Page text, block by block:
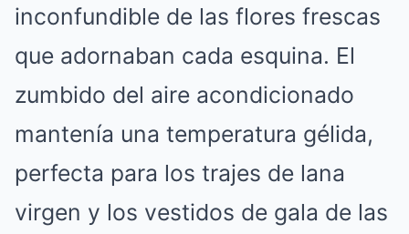
inconfundible de las flores frescas
que adornaban cada esquina. El
zumbido del aire acondicionado
mantenía una temperatura gélida,
perfecta para los trajes de lana
virgen y los vestidos de gala de las